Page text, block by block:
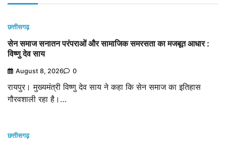
छत्तीसगढ़
सेन समाज सनातन परंपराओं और सामाजिक समरसता का मजबूत आधार :
विष्णु देव साय
August 8, 2026 0
रायपुर। मुख्यमंत्री विष्णु देव साय ने कहा कि सेन समाज का इतिहास
गौरवशाली रहा है।…
छत्तीसगढ़